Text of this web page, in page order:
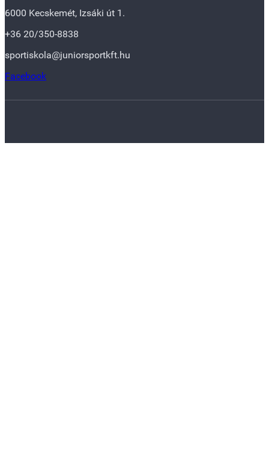
6000 Kecskemét, Izsáki út 1.
+36 20/350-8838
sportiskola@juniorsportkft.hu
Facebook